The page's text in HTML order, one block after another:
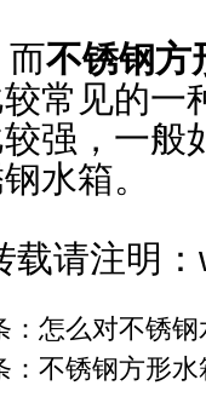
不锈钢方
常见的一
强，一般
水箱。
请注明：
怎么对不锈
不锈钢方形